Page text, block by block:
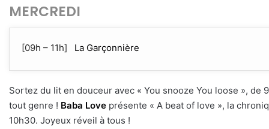
MERCREDI
[09h – 11h] La Garçonnière
Sortez du lit en douceur avec « You snooze You loose »,
tout genre ! Baba Love présente « A beat of love », la
10h30. Joyeux réveil à tous !